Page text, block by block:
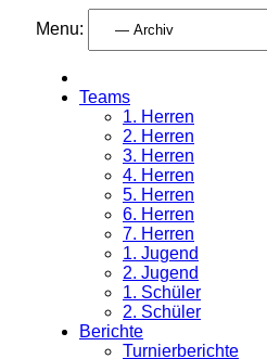
Menu:
Teams
1. Herren
2. Herren
3. Herren
4. Herren
5. Herren
6. Herren
7. Herren
1. Jugend
2. Jugend
1. Schüler
2. Schüler
Berichte
Turnierberichte